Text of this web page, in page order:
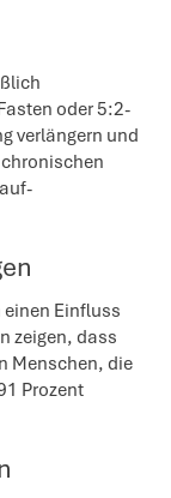
oder 5:2-
verlängern und
Einfluss
zeigen, dass
Menschen, die
Prozent